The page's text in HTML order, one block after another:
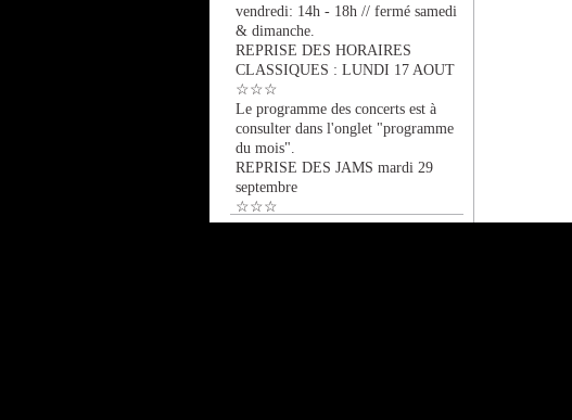
vendredi: 14h - 18h // fermé samedi
& dimanche.
REPRISE DES HORAIRES
CLASSIQUES : LUNDI 17 AOUT
☆☆☆
Le programme des concerts est à
consulter dans l'onglet "programme
du mois".
REPRISE DES JAMS mardi 29
septembre
☆☆☆